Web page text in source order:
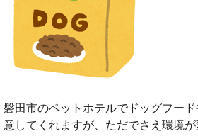
磐田市のペットホテルでドッグフー
意してくれますが、ただでさえ環境